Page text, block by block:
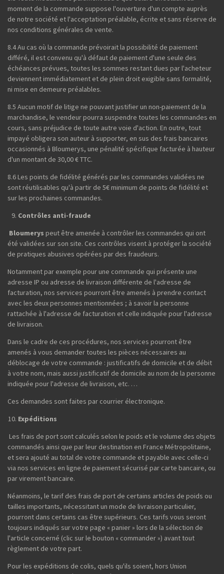
moment de la commande suppose l'ouverture d'un compte auprès
de notre société et l'acceptation préalable, écrite et sans réserve de
nos conditions générales de vente.
8.4 Au cas où la commande prévoirait la possibilité de paiement
différé, il est convenu qu'à défaut de paiement d'une seule des
échéances prévues, toutes les sommes restant dues par l'acheteur
deviennent immédiatement et de plein droit exigible sans formalité,
ni mise en demeure préalables.
8.5 Aucun motif de litige ne pouvant justifier un non-paiement de la
marchandise, le vendeur pourra suspendre toutes les commandes en
cours, sans préjudice de toute autre voie d'action. En outre, tout
impayé obligera son auteur à supporter, en sus des frais bancaires
occasionnés à Bloumerys, une pénalité spécifique facturée à hauteur
d'un montant de 30,00 € TTC.
8.6 Les points de fidélité générés par les commandes validées ne
sont réutilisables qu'à partir de 5€ minimum de points de fidélité et
sur les prochaines commandes.
Contrôles anti-fraude
Bloumerys peut être amenée à contrôler les commandes qui ont
été validées sur son site. Ces contrôles visent à protéger la société
de pratiques abusives opérées par des fraudeurs.
Notamment par exemple pour une commande qui présente une
adresse IP ou adresse de livraison différente de l'adresse de
facturation, nos services pourront être amenés à prendre contact
avec les deux personnes mentionnées ; à savoir la personne
rattachée à l'adresse de facturation et celle indiquée pour l'adresse
de livraison.
Dans le cadre de ces procédures, nos services pourront être
amenés à vous demander toutes les pièces nécessaires au
déblocage de votre commande : justificatifs de domicile et de débit
à votre nom, mais aussi justificatif de domicile au nom de la personne
indiquée pour l'adresse de livraison, etc. …
Ces demandes sont faites par courrier électronique.
Expéditions
Les frais de port sont calculés selon le poids et le volume des objets
commandés ainsi que par leur destination en France Métropolitaine,
et sera ajouté au total de votre commande et payable avec celle-ci
via nos services en ligne de paiement sécurisé par carte bancaire, ou
par virement bancaire.
Néanmoins, le tarif des frais de port de certains articles de poids ou
tailles importants, nécessitant un mode de livraison particulier,
pourront dans certains cas être supérieurs. Ces tarifs vous seront
toujours indiqués sur votre page « panier » lors de la sélection de
l'article concerné (clic sur le bouton « commander ») avant tout
règlement de votre part.
Pour les expéditions de colis, quels qu'ils soient, hors Union